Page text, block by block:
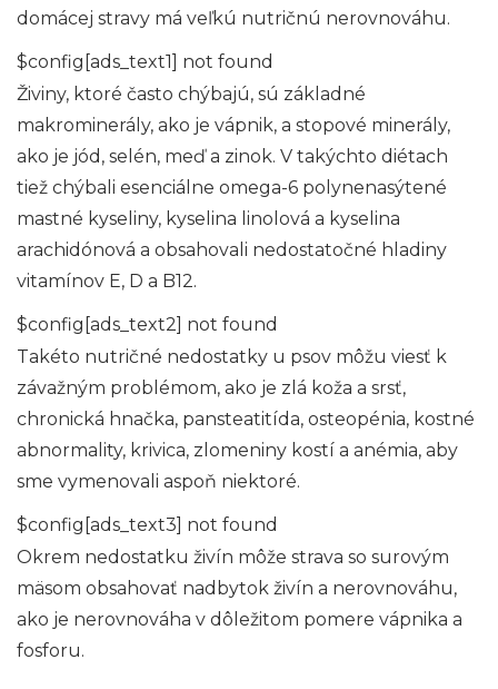
domácej stravy má veľkú nutričnú nerovnováhu.
$config[ads_text1] not found
Živiny, ktoré často chýbajú, sú základné
makrominerály, ako je vápnik, a stopové minerály,
ako je jód, selén, meď a zinok. V takýchto diétach
tiež chýbali esenciálne omega-6 polynenasýtené
mastné kyseliny, kyselina linolová a kyselina
arachidónová a obsahovali nedostatočné hladiny
vitamínov E, D a B12.
$config[ads_text2] not found
Takéto nutričné ​​nedostatky u psov môžu viesť k
závažným problémom, ako je zlá koža a srsť,
chronická hnačka, pansteatitída, osteopénia, kostné
abnormality, krivica, zlomeniny kostí a anémia, aby
sme vymenovali aspoň niektoré.
$config[ads_text3] not found
Okrem nedostatku živín môže strava so surovým
mäsom obsahovať nadbytok živín a nerovnováhu,
ako je nerovnováha v dôležitom pomere vápnika a
fosforu.